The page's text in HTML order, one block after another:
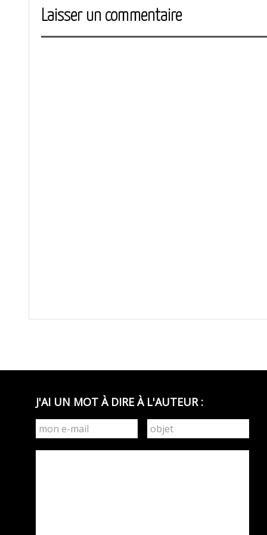
Laisser un commentaire
J'AI UN MOT À DIRE À L'AUTEUR :